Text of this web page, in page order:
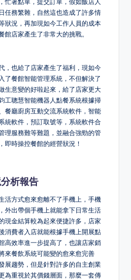
忙著點單，提交訂單，假如飯店人
任務繁雜，自然這也造成了許多情
狀況，再加現如今工作人員的成本
館店家產生了非常大的挑戰。
，也給了店家產生了福利，現如今
了餐館智能管理系統，不但解決了
生意變的好啦起來，給了店家更大
工聰慧智能機器人點餐系統根據掃
餐廳廚房互動交流系統軟件，智能
統軟件，預訂取號等，系統軟件合
理服務難等難題，並融合強勁的管
即時操控餐館的經營狀況！
析報告
活方式愈來愈離不了手機上，手機
外出帶個手機上就能拿下日常生活
現金結算較為起來便捷許多，店家
消費者入店就能根據手機上開展點
高效率進一步提高了，也讓店家銷
來餐飲系統可能變的愈來愈完善
展趨勢，但是針對許多的自主創業
為重視於其價錢層面，那麼一套傳